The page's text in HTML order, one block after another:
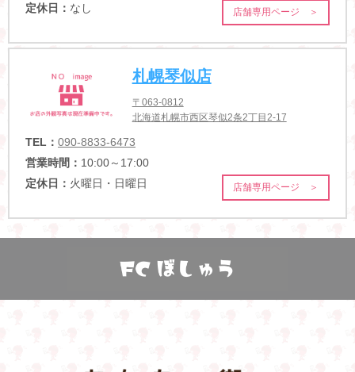
定休日： なし 店舗専用ページ ＞
札幌琴似店
〒063-0812
北海道札幌市西区琴似2条2丁目2-17
TEL： 090-8833-6473
営業時間： 10:00～17:00
定休日： 火曜日・日曜日 店舗専用ページ ＞